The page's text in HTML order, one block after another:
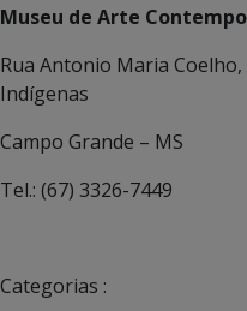
Museu de Arte
Rua Antonio Maria
Indígenas
Campo Grande – MS
Tel.: (67) 3326-7449
Categorias :